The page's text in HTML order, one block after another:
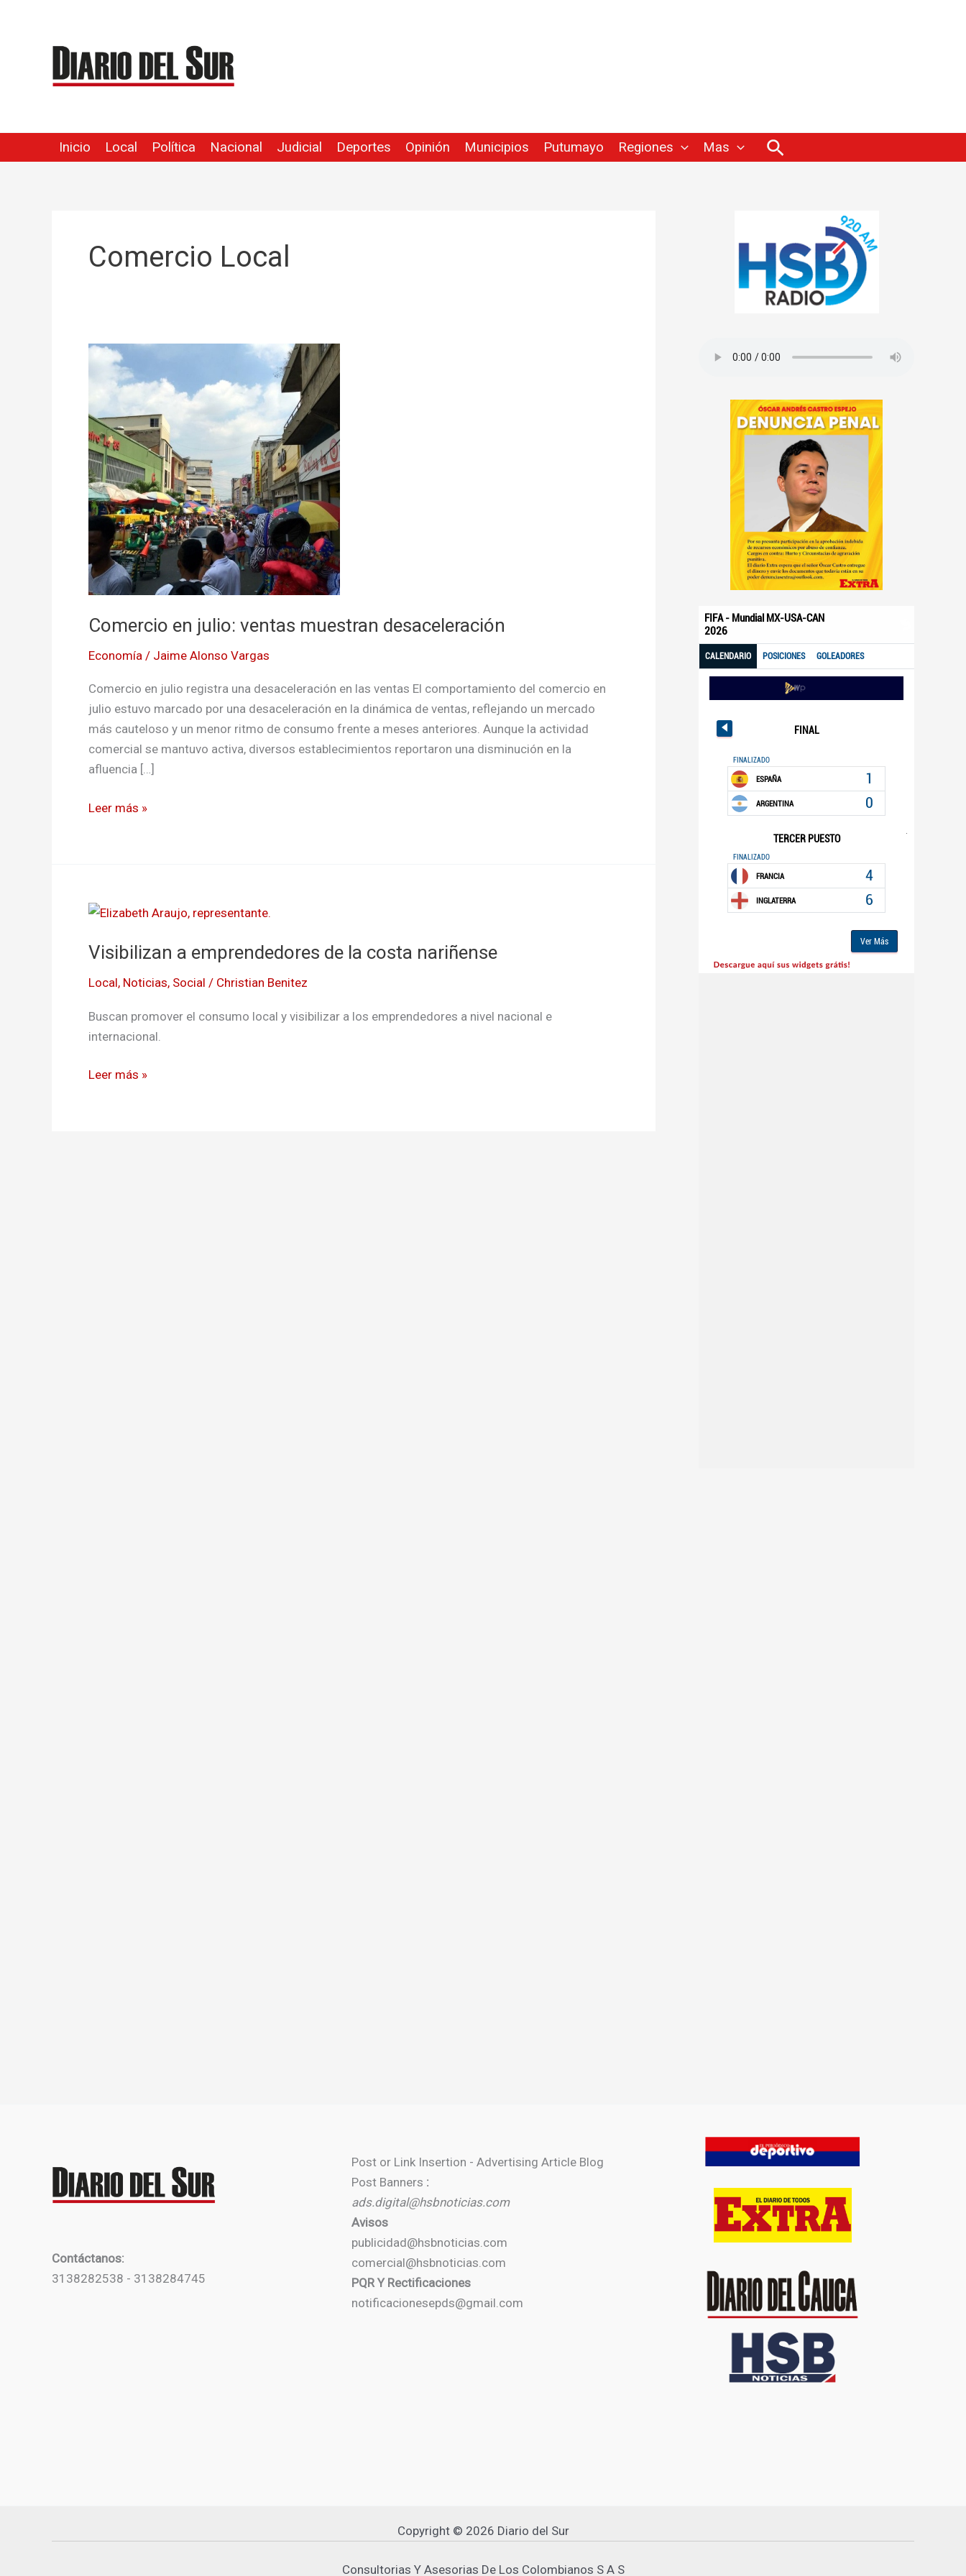
contenido
Inicio Local Política Nacional Judicial Deportes Opinión Municipios Putumayo Regiones Mas Buscar
Comercio Local
Comercio en julio: ventas muestran desaceleración
Economía / Jaime Alonso Vargas
Comercio en julio registra una desaceleración en las ventas El comportamiento del comercio en
julio estuvo marcado por una desaceleración en la dinámica de ventas, reflejando un mercado
más cauteloso y un menor ritmo de consumo frente a meses anteriores. Aunque la actividad
comercial se mantuvo activa, diversos establecimientos reportaron una disminución en la
afluencia […]
Comercio
ventas
muestran
desaceleración
Leer más »
Visibilizan a emprendedores de la costa nariñense
Local, Noticias, Social / Christian Benitez
Buscan promover el consumo local y visibilizar a los emprendedores a nivel nacional e
internacional.
Visibilizan
emprendedores
la
costa
nariñense
Leer más »
Contáctanos:
3138282538 - 3138284745
Post or Link Insertion - Advertising Article Blog
Post Banners :
ads.digital@hsbnoticias.com
Avisos
publicidad@hsbnoticias.com
comercial@hsbnoticias.com
PQR Y Rectificaciones
notificacionesepds@gmail.com
Copyright © 2026 Diario del Sur
Consultorias Y Asesorias De Los Colombianos S A S